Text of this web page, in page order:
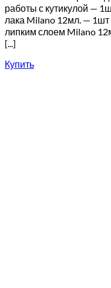
работы с кутикулой —
лака Milano 12мл. — 1шт
липким слоем Milano
[...]
Купить